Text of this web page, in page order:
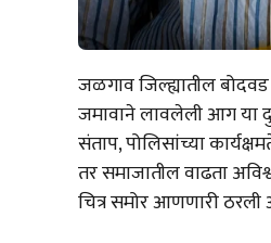
जळगाव जिल्ह्यातील
जमावाने लावलेली आग या
संताप, पोलिसांच्या
तर समाजातील वाढता
चित्र समोर आणणारी